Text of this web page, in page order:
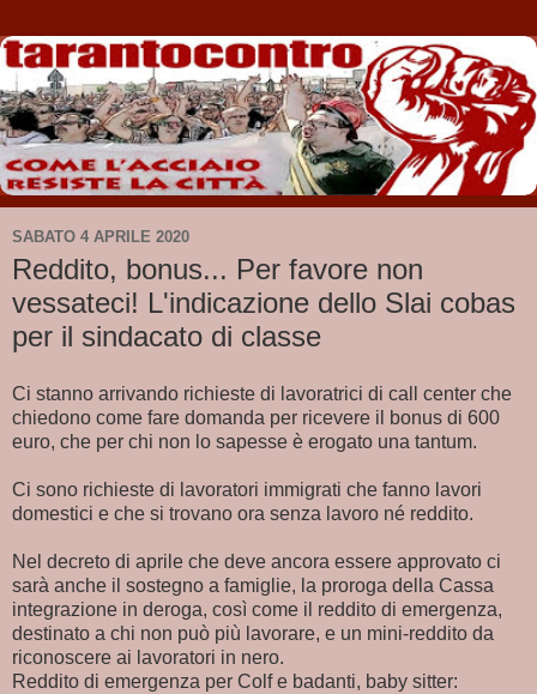
SABATO 4 APRILE 2020
Reddito, bonus... Per favore non
vessateci! L'indicazione dello Slai cobas
per il sindacato di classe
Ci stanno arrivando richieste di lavoratrici di call center che
chiedono come fare domanda per ricevere il bonus di 600
euro, che per chi non lo sapesse è erogato una tantum.
Ci sono richieste di lavoratori immigrati che fanno lavori
domestici e che si trovano ora senza lavoro né reddito.
Nel decreto di aprile che deve ancora essere approvato ci
sarà anche il sostegno a famiglie, la proroga della Cassa
integrazione in deroga, così come il reddito di emergenza,
destinato a chi non può più lavorare, e un mini-reddito da
riconoscere ai lavoratori in nero.
Reddito di emergenza per Colf e badanti, baby sitter: